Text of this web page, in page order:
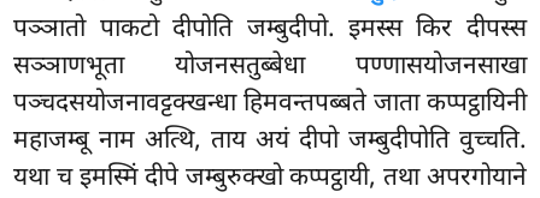
पञ्ञातो पाकटो दीपोति जम्बुदीपो. इमस्स किर दीपस्स
सञ्ञाणभूता योजनसतुब्बेधा पण्णासयोजनसाखा
पञ्चदसयोजनावट्टक्खन्धा हिमवन्तपब्बते जाता कप्पट्ठायिनी
महाजम्बू नाम अत्थि, ताय अयं दीपो जम्बुदीपोति वुच्चति.
यथा च इमस्मिं दीपे जम्बुरुक्खो कप्पट्ठायी, तथा अपरगोयाने